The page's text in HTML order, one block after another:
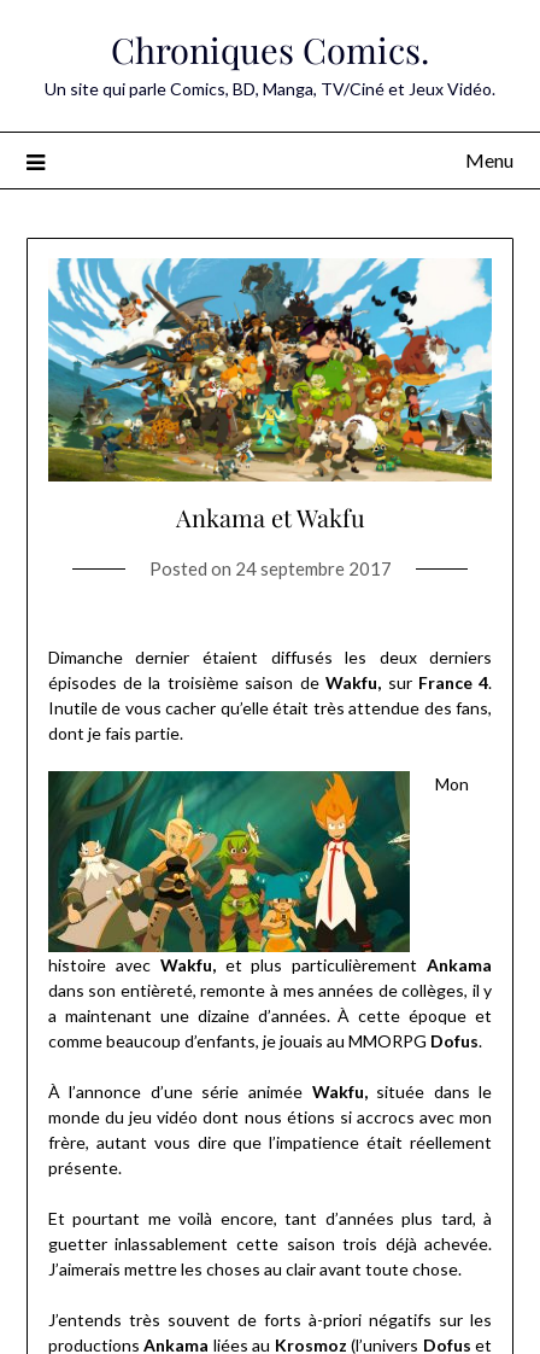
Chroniques Comics.
Un site qui parle Comics, BD, Manga, TV/Ciné et Jeux Vidéo.
Menu
Ankama et Wakfu
Posted on 24 septembre 2017
Dimanche dernier étaient diffusés les deux derniers
épisodes de la troisième saison deWakfu, sur France 4.
Inutile de vous cacher qu’elle était très attendue des fans,
dont je fais partie.
Mon
histoire avec Wakfu,et plus particulièrementAnkama
dans son entièreté, remonte à mes années de collèges, il y
a maintenant une dizaine d’années. À cette époque et
comme beaucoup d’enfants, je jouais au MMORPG Dofus.
À l’annonce d’une série animée Wakfu,située dans le
monde du jeu vidéo dont nous étions si accrocs avec mon
frère, autant vous dire que l’impatience était réellement
présente.
Et pourtant me voilà encore, tant d’années plus tard, à
guetter inlassablement cette saison trois déjà achevée.
J’aimerais mettre les choses au clair avant toute chose.
J’entends très souvent de forts à-priori négatifs sur les
productionsAnkama liées au Krosmoz (l’univers Dofus et